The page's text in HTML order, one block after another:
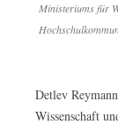
Ministeriums für
Detlev
Wissenschaft